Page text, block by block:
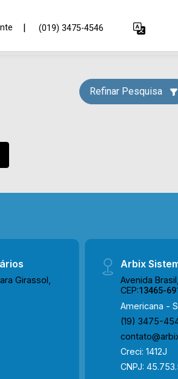
| (019) 3475-4546
Refinar Pesquisa
Girassol,
Arbix
Avenida
CEP:13465-
Americana -
(19) 3475-
Creci: 1412J
CNPJ: